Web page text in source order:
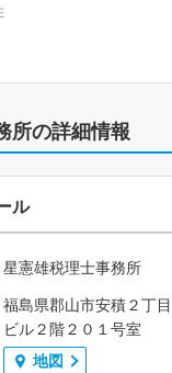
所の詳細情報
ル
星憲雄税理士事務所
福島県郡山市安積２丁
ビル２階２０１号室
地図